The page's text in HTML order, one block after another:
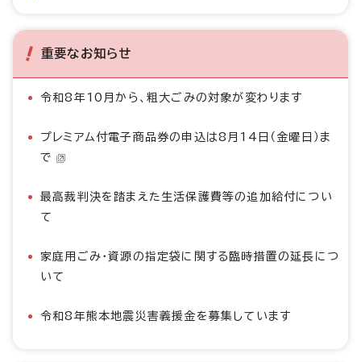
重要なお知らせ
令和8年10月から、粗大ごみの対象が変わります
プレミアム付電子商品券の申込は8月14日（金曜日）ま
で
最高裁判決を踏まえた生活保護費等の追加給付につい
て
家庭用ごみ・資源の指定袋に関する臨時措置の延長につ
いて
令和8年熊本地震災害義援金を募集しています